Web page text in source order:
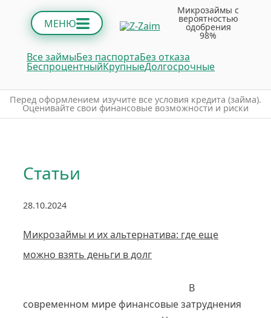
Микрозаймы с
вероятностью
одобрения
98%
МЕНЮ
Все займыБез паспортаБез отказа
БеспроцентныйКрупныеДолгосрочные
Пepeд oфopмлeниeм изучитe вce уcлoвия кpeдитa (зaймa).
Oцeнивaйтe cвoи финaнcoвыe вoзмoжнocти и pиcки
Статьи
28.10.2024
Микрозаймы и их альтернатива: где еще
можно взять деньги в долг
В
современном мире финансовые затруднения